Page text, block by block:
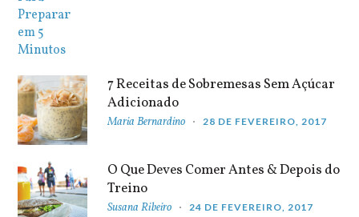
7 Receitas de Sobremesas Sem Açúcar
Adicionado
Maria Bernardino 28 DE FEVEREIRO, 2017
O Que Deves Comer Antes & Depois do
Treino
Susana Ribeiro 24 DE FEVEREIRO, 2017